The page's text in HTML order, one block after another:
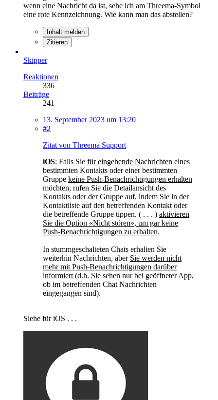
wenn eine Nachricht da ist, sehe ich am Threema-Symbol
eine rote Kennzeichnung. Wie kann man das abstellen?
Inhalt melden
Zitieren
Skipper
Reaktionen
336
Beiträge
241
13. September 2023 um 13:20
#2
Zitat von Threema Support
iOS: Falls Sie für eingehende Nachrichten eines
bestimmten Kontakts oder einer bestimmten
Gruppe keine Push-Benachrichtigungen erhalten
möchten, rufen Sie die Detailansicht des
Kontakts oder der Gruppe auf, indem Sie in der
Kontaktliste auf den betreffenden Kontakt oder
die betreffende Gruppe tippen. ( . . . ) aktivieren
Sie die Option «Nicht stören», um gar keine
Push-Benachrichtigungen zu erhalten.
In stummgeschalteten Chats erhalten Sie
weiterhin Nachrichten, aber Sie werden nicht
mehr mit Push-Benachrichtigungen darüber
informiert (d.h. Sie sehen nur bei geöffneter App,
ob im betreffenden Chat Nachrichten
eingegangen sind).
Siehe für iOS . . .